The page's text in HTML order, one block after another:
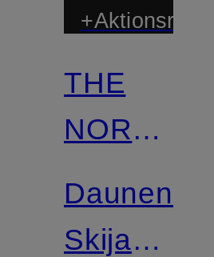
+Aktionsrabatt
THE
NORTH
FACE
Daunen-
Skijacke